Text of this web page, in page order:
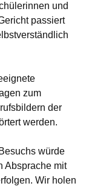
und
passiert
zum
der
werden.
würde
Absprache mit
Wir holen